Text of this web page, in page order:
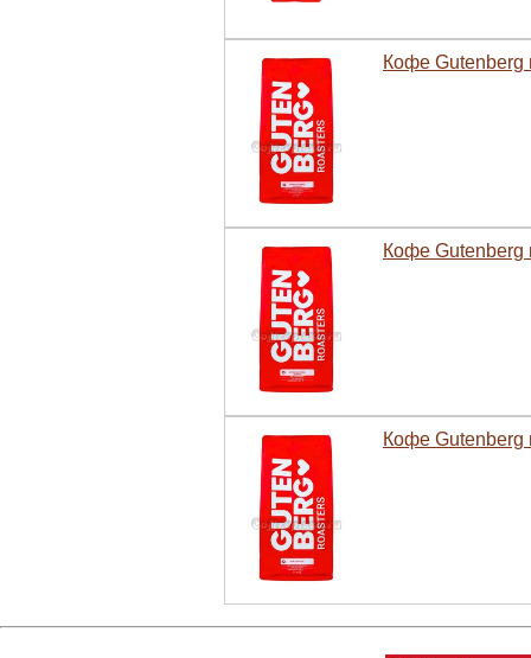
Кофе Gutenberg
Кофе Gutenberg
Кофе Gutenberg